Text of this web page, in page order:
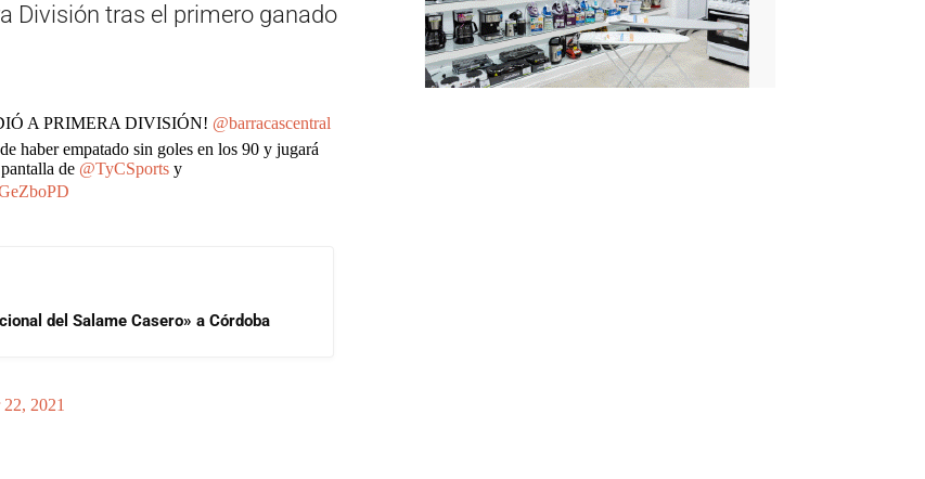
División tras el primero ganado
A PRIMERA DIVISIÓN! @barracascentral
haber empatado sin goles en los 90 y jugará
de @TyCSportsy
del Salame Casero» a Córdoba
2021